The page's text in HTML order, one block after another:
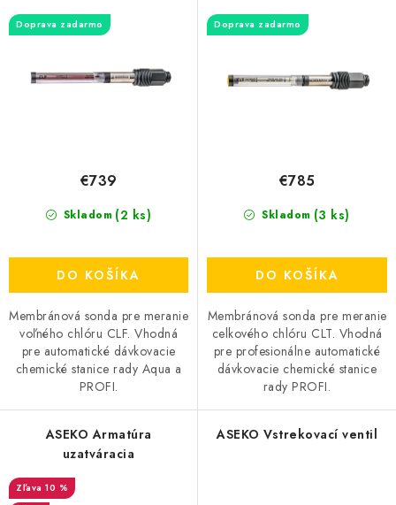
o
pDoprava zadarmo
Skladom (2 ks)
€739
DO KOŠÍKA
Membránová sonda pre meranie
voľného chlóru CLF. Vhodná
pre automatické dávkovacie
chemické stanice rady Aqua a
PROFI.
Doprava zadarmo
Skladom (3 ks)
€785
DO KOŠÍKA
Membránová sonda pre meranie
celkového chlóru CLT. Vhodná
pre profesionálne automatické
dávkovacie chemické stanice
rady PROFI.
ASEKO Armatúra
uzatváracia
10 %
ASEKO Vstrekovací ventil